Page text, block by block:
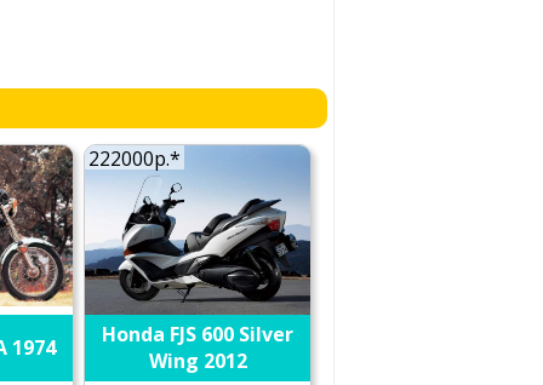
1974
222000р.*
Honda FJS 600 Silver
Wing 2012